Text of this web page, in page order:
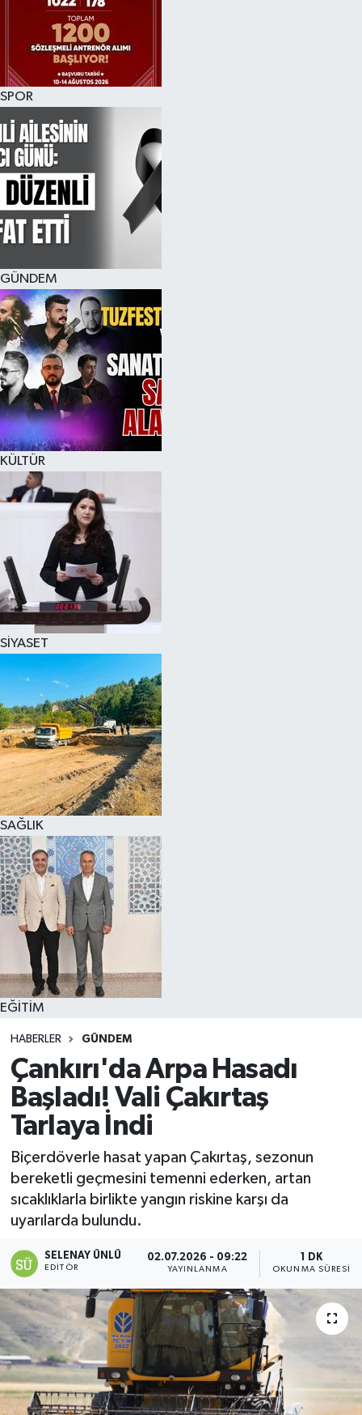
SPOR
GÜNDEM
KÜLTÜR
SİYASET
SAĞLIK
EĞİTİM
HABERLER GÜNDEM
Çankırı'da Arpa Hasadı
Başladı! Vali Çakırtaş
Tarlaya İndi
Biçerdöverle hasat yapan Çakırtaş, sezonun
bereketli geçmesini temenni ederken, artan
sıcaklıklarla birlikte yangın riskine karşı da
uyarılarda bulundu.
SELENAY ÜNLÜ
EDITÖR
02.07.2026 - 09:22
YAYINLANMA
1 DK
OKUNMA SÜRESI
KÜLTÜR SANAT
MAGAZİN
SAĞLIK
SİYASET
SPOR
TEKNOLOJİ
VİZYONDAKİLER
YAŞAM